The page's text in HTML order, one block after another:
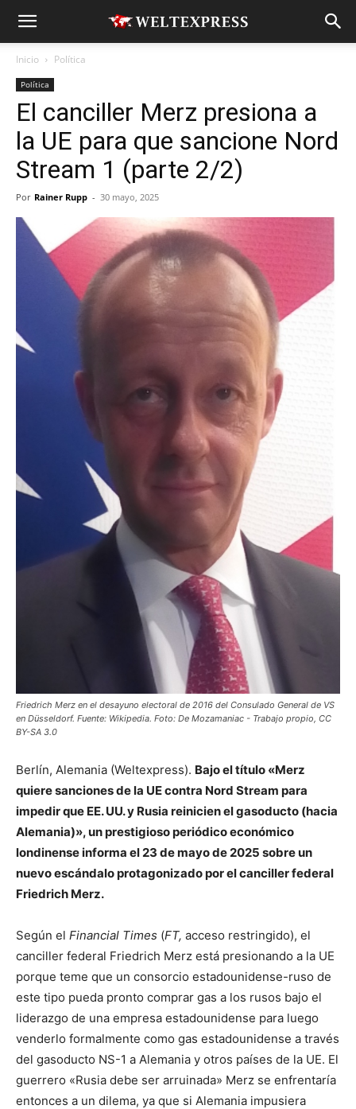
Inicio Política
Política
El canciller Merz presiona a
la UE para que sancione Nord
Stream 1 (parte 2/2)
Por Rainer Rupp - 30 mayo, 2025
Friedrich Merz en el desayuno electoral de 2016 del Consulado General de VS
en Düsseldorf. Fuente: Wikipedia. Foto: De Mozamaniac - Trabajo propio, CC
BY-SA 3.0
Berlín, Alemania (Weltexpress). Bajo el título «Merz
quiere sanciones de la UE contra Nord Stream para
impedir que EE. UU. y Rusia reinicien el gasoducto (hacia
Alemania)», un prestigioso periódico económico
londinense informa el 23 de mayo de 2025 sobre un
nuevo escándalo protagonizado por el canciller federal
Friedrich Merz.
Según el Financial Times (FT, acceso restringido), el
canciller federal Friedrich Merz está presionando a la UE
porque teme que un consorcio estadounidense-ruso de
este tipo pueda pronto comprar gas a los rusos bajo el
liderazgo de una empresa estadounidense para luego
venderlo formalmente como gas estadounidense a través
del gasoducto NS-1 a Alemania y otros países de la UE. El
guerrero «Rusia debe ser arruinada» Merz se enfrentaría
entonces a un dilema, ya que si Alemania impusiera